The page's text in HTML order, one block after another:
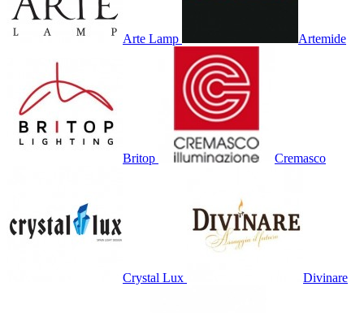
Arte Lamp Artemide
Britop Cremasco
Crystal Lux Divinare